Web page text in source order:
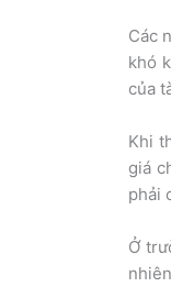
Các
khó
của
Khi
giá
phải
Ở